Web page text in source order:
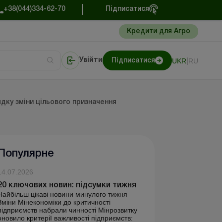
+38(044)334-62-70 Підписатися
Кредити для Агро
Увійти Підписатися UKR RU
зміни цільового призначення
Популярне
ключових новин: підсумки тижня
цікаві новини минулого тижня
Мінекономіки до критичності
набрали чинності Мінрозвитку
критерії важливості підприємств: